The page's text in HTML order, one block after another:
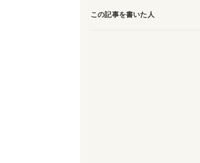
この記事を書いた人